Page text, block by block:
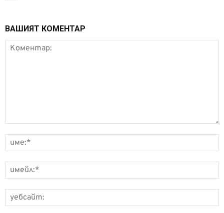
ВАШИЯТ КОМЕНТАР